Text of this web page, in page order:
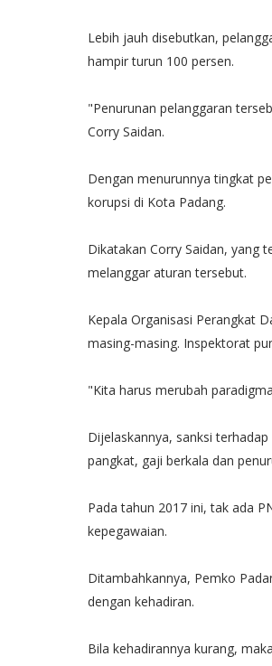
Lebih jauh disebutkan,
hampir turun 100 persen.
"Penurunan pelanggaran
Corry Saidan.
Dengan menurunnya tingkat
korupsi di Kota Padang.
Dikatakan Corry Saidan, yang
melanggar aturan tersebut.
Kepala Organisasi Perangkat
masing-masing. Inspektorat
"Kita harus merubah
Dijelaskannya, sanksi
pangkat, gaji berkala dan
Pada tahun 2017 ini, tak ada
kepegawaian.
Ditambahkannya, Pemko
dengan kehadiran.
Bila kehadirannya kurang,